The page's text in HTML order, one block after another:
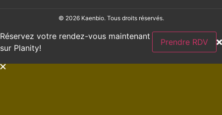
© 2026 Kaenbio. Tous droits réservés.
Réservez votre rendez-vous maintenant
sur Planity!
Prendre RDV